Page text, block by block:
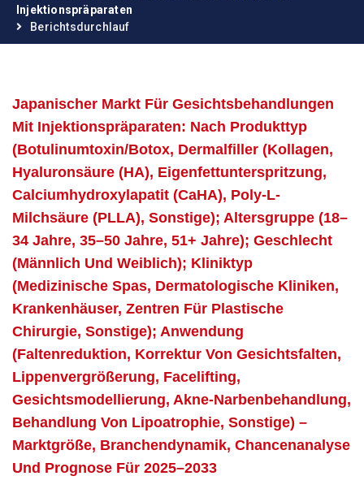
Injektionspräparaten
Berichtsdurchlauf
Japanischer Markt Für Gesichtsbehandlungen
Mit Injektionspräparaten: Nach Produkttyp
(Botulinumtoxin/Botox, Dermalfiller (Kollagen,
Hyaluronsäure (HA), Eigenfettunterspritzung,
Calciumhydroxylapatit (CaHA), Poly-L-
Milchsäure (PLLA), Sonstige); Altersgruppe (18–
34 Jahre, 35–50 Jahre, 51+ Jahre); Geschlecht
(männlich Und Weiblich); Kliniktyp
(Medizinische Spas, Dermatologische Kliniken,
Krankenhäuser, Zentren Für Plastische
Chirurgie, Sonstige); Anwendung
(Faltenreduktion, Korrektur Von Gesichtsfalten,
Lippenvergrößerung, Facelifting,
Gesichtsmodellierung, Akne-Narbenbehandlung,
Behandlung Von Lipoatrophie, Sonstige) –
Marktgröße, Branchendynamik, Chancenanalyse
Und Prognose Für 2025–2033